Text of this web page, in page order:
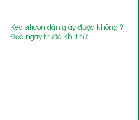
Keo silicon dán giày được không ?
Đọc ngay trước khi thử